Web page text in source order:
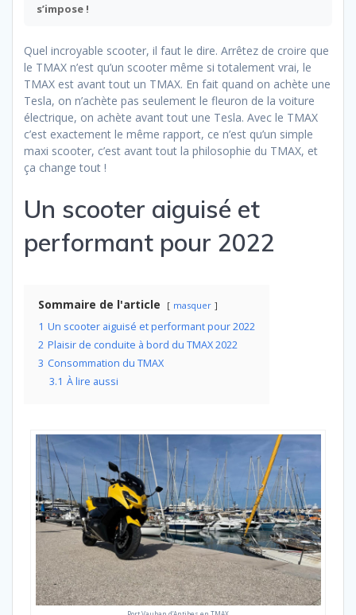
s’impose !
Quel incroyable scooter, il faut le dire. Arrêtez de croire que
le TMAX n’est qu’un scooter même si totalement vrai, le
TMAX est avant tout un TMAX. En fait quand on achète une
Tesla, on n’achète pas seulement le fleuron de la voiture
électrique, on achète avant tout une Tesla. Avec le TMAX
c’est exactement le même rapport, ce n’est qu’un simple
maxi scooter, c’est avant tout la philosophie du TMAX, et
ça change tout !
Un scooter aiguisé et
performant pour 2022
Sommaire de l'article masquer
1 Un scooter aiguisé et performant pour 2022
2 Plaisir de conduite à bord du TMAX 2022
3 Consommation du TMAX
3.1 À lire aussi